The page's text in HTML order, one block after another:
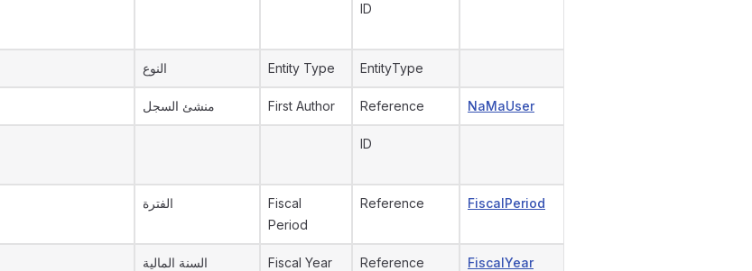
ID
النوع Entity Type EntityType
منشئ السجل First Author Reference NaMaUser
ID
الفترة
Fiscal
Period
Reference FiscalPeriod
السنة المالية Fiscal Year Reference FiscalYear